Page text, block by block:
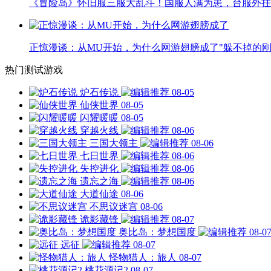
《冒险岛》怀旧服三服大乱斗！国服人满为患，台服外
正惊漫谈：从MU开始，为什么网游翅膀成了"躲不掉的
热门测试游戏
炉石传说
08-05
仙侠世界 08-05
闪耀暖暖 08-05
穿越火线
08-06
三国大领主
08-06
七日世界
08-06
失控进化
08-06
遗忘之海
08-06
大道仙途 08-06
不思议迷宫 08-06
诡影藏锋
08-07
奥比岛：梦想国度
08-07
远征
08-07
怪物猎人：旅人 08-07